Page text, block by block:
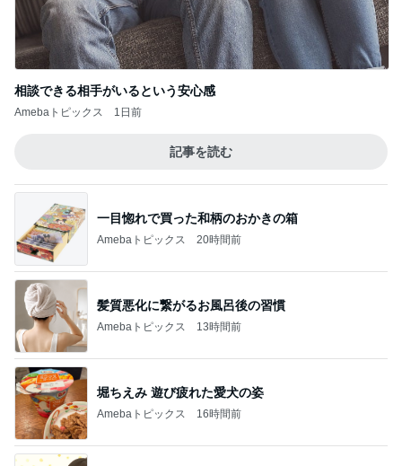
相談できる相手がいるという安心感
Amebaトピックス 1日前
記事を読む
一目惚れで買った和柄のおかきの箱
Amebaトピックス 20時間前
髪質悪化に繋がるお風呂後の習慣
Amebaトピックス 13時間前
堀ちえみ 遊び疲れた愛犬の姿
Amebaトピックス 16時間前